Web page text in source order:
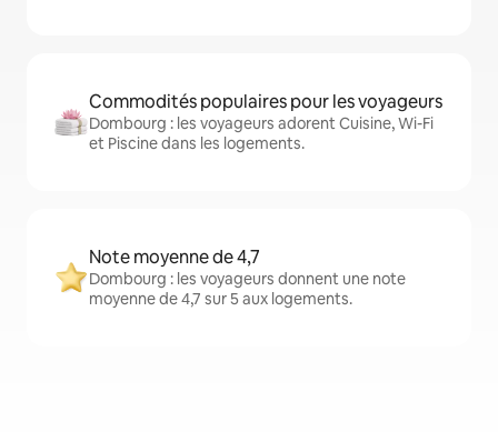
Commodités populaires pour les voyageurs
Dombourg : les voyageurs adorent Cuisine, Wi-Fi
et Piscine dans les logements.
Note moyenne de 4,7
Dombourg : les voyageurs donnent une note
moyenne de 4,7 sur 5 aux logements.